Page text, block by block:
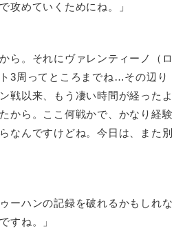
攻めていくためにね。」
ら。それにヴァレンティーノ（ロ
3周ってところまでね…その辺り
戦以来、もう凄い時間が経ったよ
から。ここ何戦かで、かなり経験
なんですけどね。今日は、また別
ーハンの記録を破れるかもしれな
すね。」